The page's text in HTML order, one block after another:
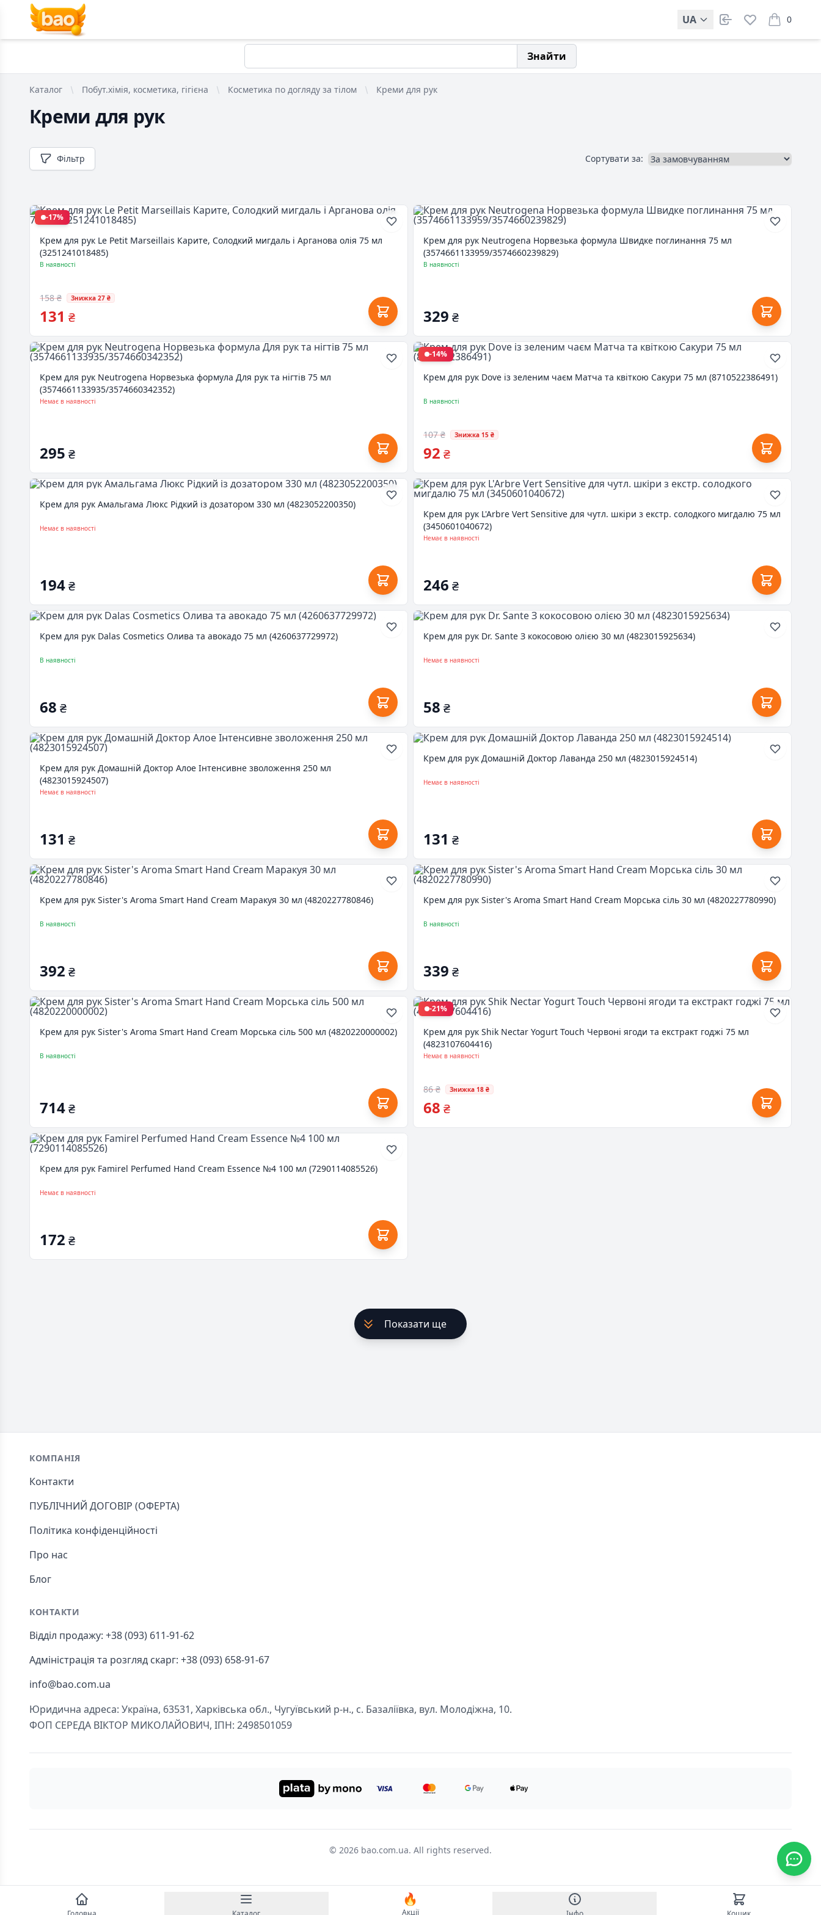
UA 0
items in
Знайти
Каталог Побут.хімія, косметика, гігієна Косметика по догляду за тілом Креми для рук
Креми для рук
Фільтр Сортувати за:
-17%
Крем для рук Le Petit Marseillais Карите, Солодкий мигдаль і Арганова олія 75 мл
(3251241018485)
В наявності
158 ₴ Знижка 27 ₴
131 ₴
Крем для рук Neutrogena Норвезька формула Швидке поглинання 75 мл
(3574661133959/3574660239829)
В наявності
329 ₴
Крем для рук Neutrogena Норвезька формула Для рук та нігтів 75 мл
(3574661133935/3574660342352)
Немає в наявності
295 ₴
-14%
Крем для рук Dove із зеленим чаєм Матча та квіткою Сакури 75 мл (8710522386491)
В наявності
107 ₴ Знижка 15 ₴
92 ₴
Крем для рук Амальгама Люкс Рідкий із дозатором 330 мл (4823052200350)
Немає в наявності
194₴
Крем для рук L'Arbre Vert Sensitive для чутл. шкіри з екстр. солодкого мигдалю 75 мл
(3450601040672)
Немає в наявності
246 ₴
Крем для рук Dalas Cosmetics Олива та авокадо 75 мл (4260637729972)
В наявності
68 ₴
Крем для рук Dr. Sante З кокосовою олією 30 мл (4823015925634)
Немає в наявності
58 ₴
Крем для рук Домашній Доктор Алое Інтенсивне зволоження 250 мл
(4823015924507)
Немає в наявності
131 ₴
Крем для рук Домашній Доктор Лаванда 250 мл (4823015924514)
Немає в наявності
131 ₴
Крем для рук Sister's Aroma Smart Hand Cream Маракуя 30 мл (4820227780846)
В наявності
392 ₴
Крем для рук Sister's Aroma Smart Hand Cream Морська сіль 30 мл (4820227780990)
В наявності
339 ₴
Крем для рук Sister's Aroma Smart Hand Cream Морська сіль 500 мл (4820220000002)
В наявності
714₴
-21%
Крем для рук Shik Nectar Yogurt Touch Червоні ягоди та екстракт годжі 75 мл
(4823107604416)
Немає в наявності
86 ₴ Знижка 18 ₴
68 ₴
Крем для рук Famirel Perfumed Hand Cream Essence №4 100 мл (7290114085526)
Немає в наявності
172 ₴
Показати ще
Footer
КОМПАНІЯ
Контакти
ПУБЛІЧНИЙ ДОГОВІР (ОФЕРТА)
Політика конфіденційності
Про нас
Блог
КОНТАКТИ
Відділ продажу: +38 (093) 611-91-62
Адміністрація та розгляд скарг: +38 (093) 658-91-67
info@bao.com.ua
Юридична адреса: Україна, 63531, Харківська обл., Чугуївський р-н., с. Базаліївка, вул. Молодіжна, 10.
ФОП СЕРЕДА ВІКТОР МИКОЛАЙОВИЧ, ІПН: 2498501059
© 2026 bao.com.ua. All rights reserved.
🔥
Акції